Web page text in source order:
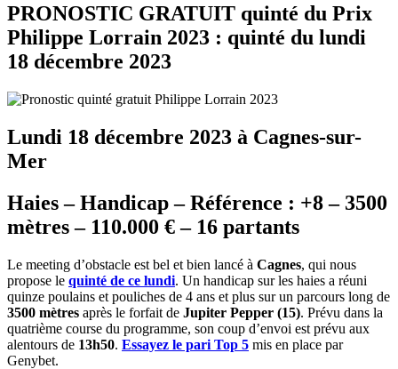
PRONOSTIC GRATUIT quinté du Prix
Philippe Lorrain 2023 : quinté du lundi
18 décembre 2023
Lundi 18 décembre 2023 à Cagnes-sur-
Mer
Haies – Handicap – Référence : +8 – 3500
mètres – 110.000 € – 16 partants
Le meeting d’obstacle est bel et bien lancé à Cagnes, qui nous
propose le quinté de ce lundi. Un handicap sur les haies a réuni
quinze poulains et pouliches de 4 ans et plus sur un parcours long de
3500 mètres après le forfait de Jupiter Pepper (15). Prévu dans la
quatrième course du programme, son coup d’envoi est prévu aux
alentours de 13h50. Essayez le pari Top 5 mis en place par
Genybet.